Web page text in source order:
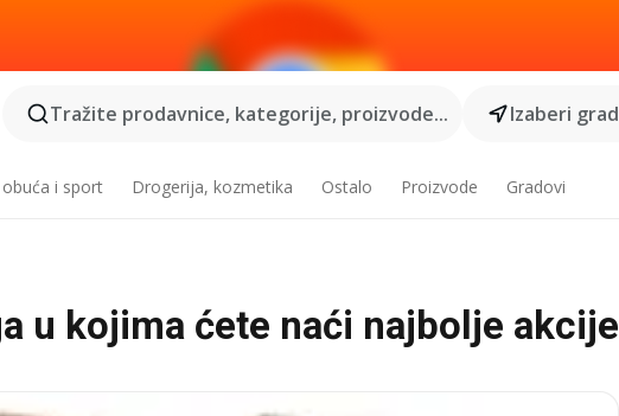
Tražite prodavnice, kategorije, proizvode...
Izaberi grad
i sport Drogerija, kozmetika Ostalo Proizvode Gradovi
u kojima ćete naći najbolje akcije